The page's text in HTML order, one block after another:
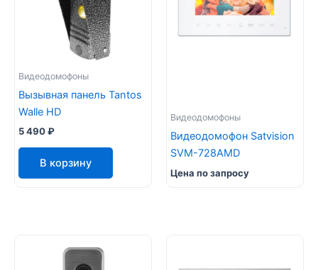
Видеодомофоны
Вызывная панель Tantos
Walle HD
5 490₽
В корзину
Видеодомофоны
Видеодомофон Satvision
SVM-728AMD
Цена по запросу